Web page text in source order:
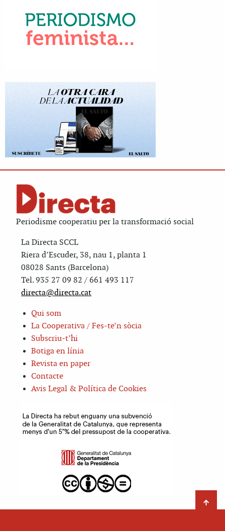
Periodisme cooperatiu per la transformació social
La Directa SCCL
Riera d’Escuder, 38, nau 1, planta 1
08028 Sants (Barcelona)
Tel. 935 27 09 82 / 661 493 117
directa@directa.cat
Qui som
La Cooperativa / Fes-te’n sòcia
Subscriu-t’hi
Botiga en línia
Revista en paper
Contacte
Avis Legal & Política de Cookies